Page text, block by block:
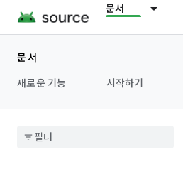
문서
문서
새로운 기능
시작하기